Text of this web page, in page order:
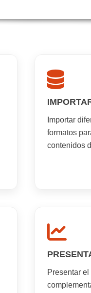
Importar
formatos
contenidos
Presentar